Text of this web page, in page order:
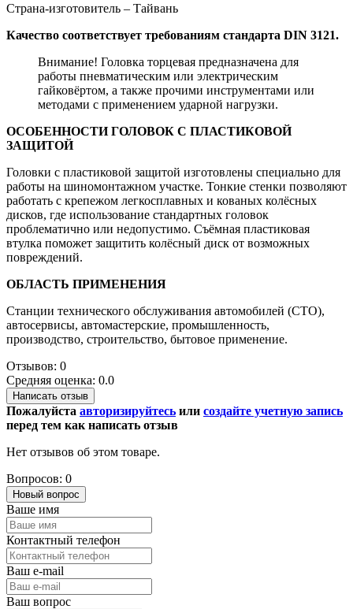
Страна-изготовитель – Тайвань
Качество соответствует требованиям стандарта DIN 3121.
Внимание! Головка торцевая предназначена для
работы пневматическим или электрическим
гайковёртом, а также прочими инструментами или
методами с применением ударной нагрузки.
ОСОБЕННОСТИ ГОЛОВОК С ПЛАСТИКОВОЙ
ЗАЩИТОЙ
Головки с пластиковой защитой изготовлены специально для
работы на шиномонтажном участке. Тонкие стенки позволяют
работать с крепежом легкосплавных и кованых колёсных
дисков, где использование стандартных головок
проблематично или недопустимо. Съёмная пластиковая
втулка поможет защитить колёсный диск от возможных
повреждений.
ОБЛАСТЬ ПРИМЕНЕНИЯ
Станции технического обслуживания автомобилей (СТО),
автосервисы, автомастерские, промышленность,
производство, строительство, бытовое применение.
Отзывов: 0
Средняя оценка: 0.0
Написать отзыв
Пожалуйста авторизируйтесь или создайте учетную запись
перед тем как написать отзыв
Нет отзывов об этом товаре.
Вопросов: 0
Новый вопрос
Ваше имя
Контактный телефон
Ваш e-mail
Ваш вопрос